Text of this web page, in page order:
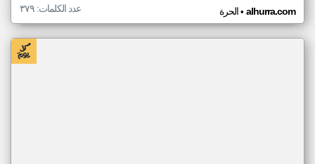
الحرة• alhurra.com عدد الكلمات: ٣٧٩